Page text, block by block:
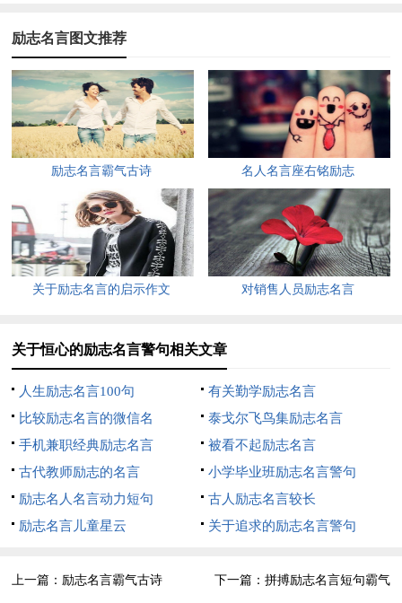
世事，真理往往藏在事物的深底。——席勒
7、学而时习之，不亦说乎？——孔丘《论语·学而》
8、我们应该有恒心，尤其是要有自信心，必须相信自己是
有能力的，而且要不惜任何代价把这种能力发挥出来。——博宾
9、坚持不懈地前进，才能保持荣誉；罢手不干，便会像一
套久搁生锈的铠甲，过时的式样，会成为世人揶揄的资料。——
莎士比亚《特洛伊罗斯与克瑞西达》
12、我们生活似乎都不容易，但是那有什么关系？我们应该
有恒心，尤其要有自信心！——居里夫人
要。——拉罗什夫科
励志名言图文推荐
励志名言霸气古诗 名人名言座右铭励志
关于励志名言的启示作文 对销售人员励志名言
关于恒心的励志名言警句相关文章
人生励志名言100句
有关勤学励志名言
比较励志名言的微信名
泰戈尔飞鸟集励志名言
手机兼职经典励志名言
被看不起励志名言
古代教师励志的名言
小学毕业班励志名言警句
励志名人名言动力短句
古人励志名言较长
励志名言儿童星云
关于追求的励志名言警句
上一篇： 励志名言霸气古诗 下一篇： 拼搏励志名言短句霸气